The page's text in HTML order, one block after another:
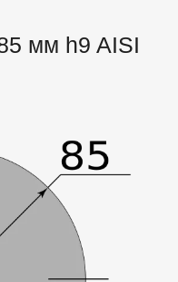
мм h9 AISI